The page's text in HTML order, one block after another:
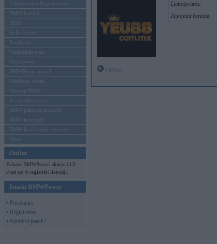
Tehnoloģijas & sasniegumi
BMW Latvijā
MINI
Rolls-Royce
Pasākumi
Vadāmības tests
Autosports
BMWPower aktuāli
Reklāmas raksti
Mēneša BMW
Sērijveida tūnings
BMW pasaules jaunumi
BMW koncepti
BMW konkurentu jaunumi
Moto
Online
Pašreiz BMWPower skatās 113
viesi un 6 reģistrēti lietotāji.
Ienākt BMWPower
• Pieslēgties
• Reģistrēties
• Aizmirsi paroli?
Lietotājvārds:
Ziņojumi forumā: